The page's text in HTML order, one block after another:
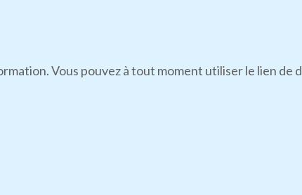
Vous pouvez à tout moment utiliser le lien de